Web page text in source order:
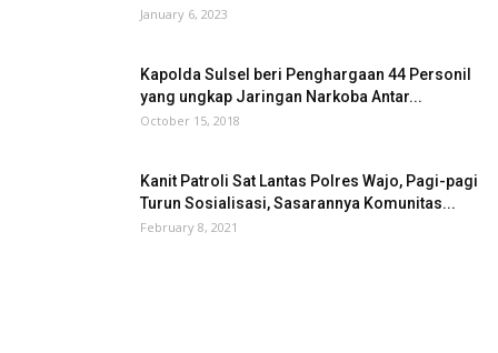
January 6, 2023
Kapolda Sulsel beri Penghargaan 44 Personil
yang ungkap Jaringan Narkoba Antar...
October 15, 2018
Kanit Patroli Sat Lantas Polres Wajo, Pagi-pagi
Turun Sosialisasi, Sasarannya Komunitas...
February 8, 2021